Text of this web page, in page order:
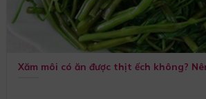
Xăm môi có ăn được thịt ếch không?